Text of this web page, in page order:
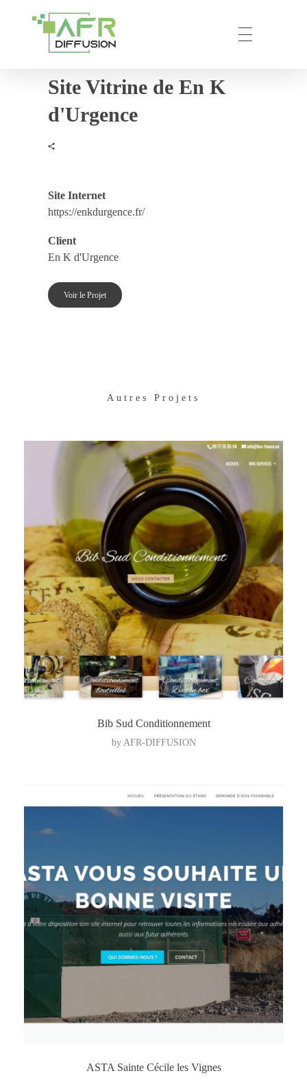
AFR – DIFFUSION
Site Vitrine de En K
d'Urgence
Site Internet
https://enkdurgence.fr/
Client
En K d'Urgence
Voir le Projet
Autres Projets
Bib Sud Conditionnement
by AFR-DIFFUSION
ASTA Sainte Cécile les Vignes